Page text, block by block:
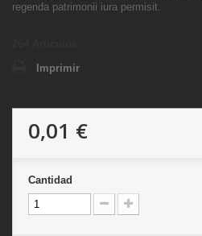
regenda patrimonii iura permisit.
Imprimir
0,01 €
Cantidad